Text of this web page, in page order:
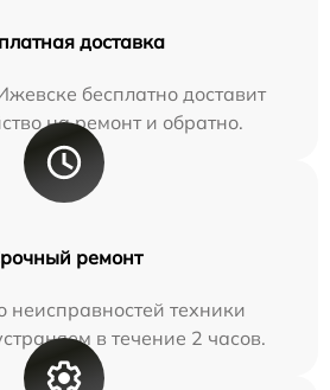
доставка
бесплатно доставит
на ремонт и обратно.
ремонт
неисправностей техники
в течение 2 часов.